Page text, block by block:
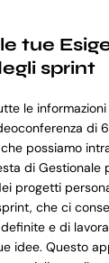
tue
sprint
le informazioni
di
possiamo
di Gestionale
progetti
che ci
e di
idee. Questo